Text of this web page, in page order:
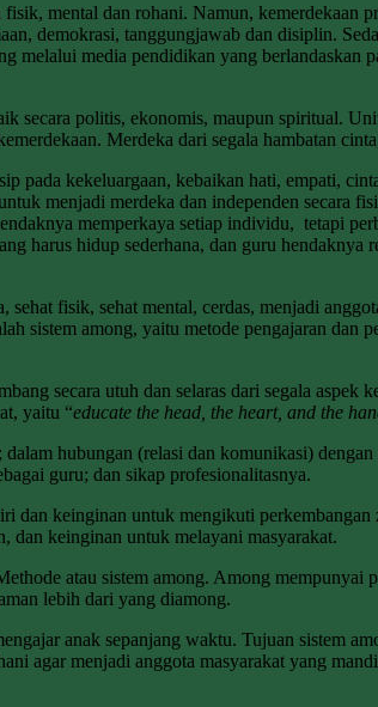
mental dan rohani. Namun,
demokrasi, tanggungjawab dan disiplin.
melalui media pendidikan yang berlandaskan
secara politis, ekonomis, maupun spiritual.
Merdeka dari segala hambatan
pada kekeluargaan, kebaikan hati, empati,
menjadi merdeka dan independen secara
memperkaya setiap individu, tetapi
harus hidup sederhana, dan guru
fisik, sehat mental, cerdas, menjadi
sistem among, yaitu metode pengajaran dan
secara utuh dan selaras dari segala
yaitu “educate the head, the heart, and the
hubungan (relasi dan komunikasi)
guru; dan sikap profesionalitasnya.
keinginan untuk mengikuti
dan keinginan untuk melayani masyarakat.
atau sistem among. Among mempunyai
lebih dari yang diamong.
anak sepanjang waktu. Tujuan sistem
agar menjadi anggota masyarakat yang